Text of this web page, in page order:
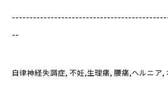
--
自律神経失調症 不妊,生理痛 腰痛,ヘルニア